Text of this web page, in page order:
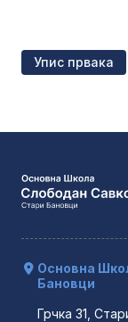
Упис првака
Основна
Бановци
Грчка 31,